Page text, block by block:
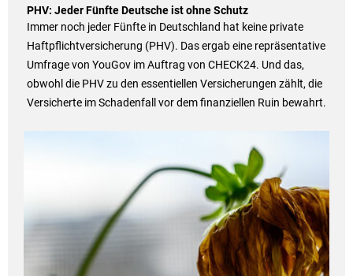
PHV: Jeder Fünfte Deutsche ist ohne Schutz
Immer noch jeder Fünfte in Deutschland hat keine private
Haftpflichtversicherung (PHV). Das ergab eine repräsentative
Umfrage von YouGov im Auftrag von CHECK24. Und das,
obwohl die PHV zu den essentiellen Versicherungen zählt, die
Versicherte im Schadenfall vor dem finanziellen Ruin bewahrt.